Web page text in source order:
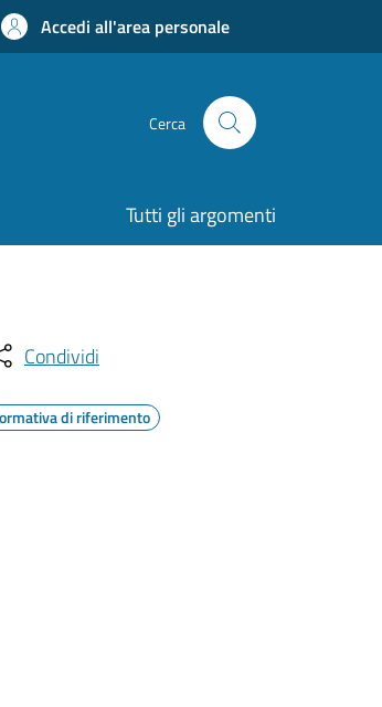
Accedi all'area personale
Cerca
Tutti gli argomenti
Condividi
di riferimento